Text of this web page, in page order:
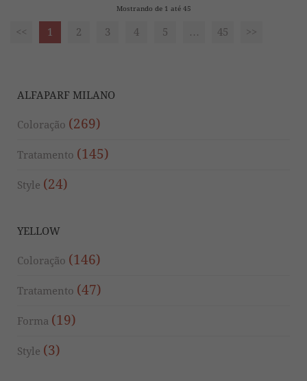
Mostrando de 1 até 45
<< 1 2 3 4 5 … 45 >>
ALFAPARF MILANO
Coloração (269)
Tratamento (145)
Style (24)
YELLOW
Coloração (146)
Tratamento (47)
Forma (19)
Style (3)